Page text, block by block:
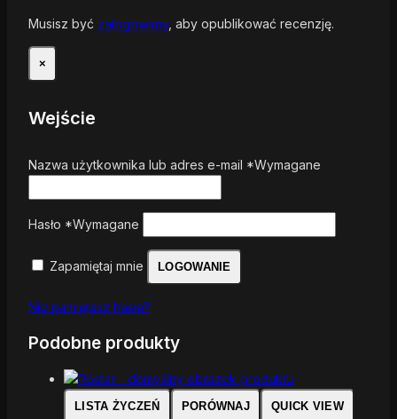
Musisz być zalogowany, aby opublikować recenzję.
×
Wejście
Nazwa użytkownika lub adres e-mail *Wymagane
Hasło *Wymagane
Zapamiętaj mnie LOGOWANIE
Nie pamiętasz hasła?
Podobne produkty
LISTA ŻYCZEŃ PORÓWNAJ QUICK VIEW